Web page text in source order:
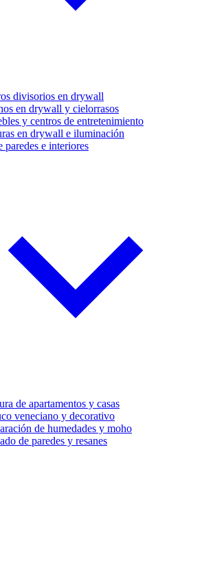
divisorios en drywall
en drywall y cielorrasos
y centros de entretenimiento
en drywall e iluminación
paredes e interiores
de apartamentos y casas
veneciano y decorativo
de humedades y moho
de paredes y resanes